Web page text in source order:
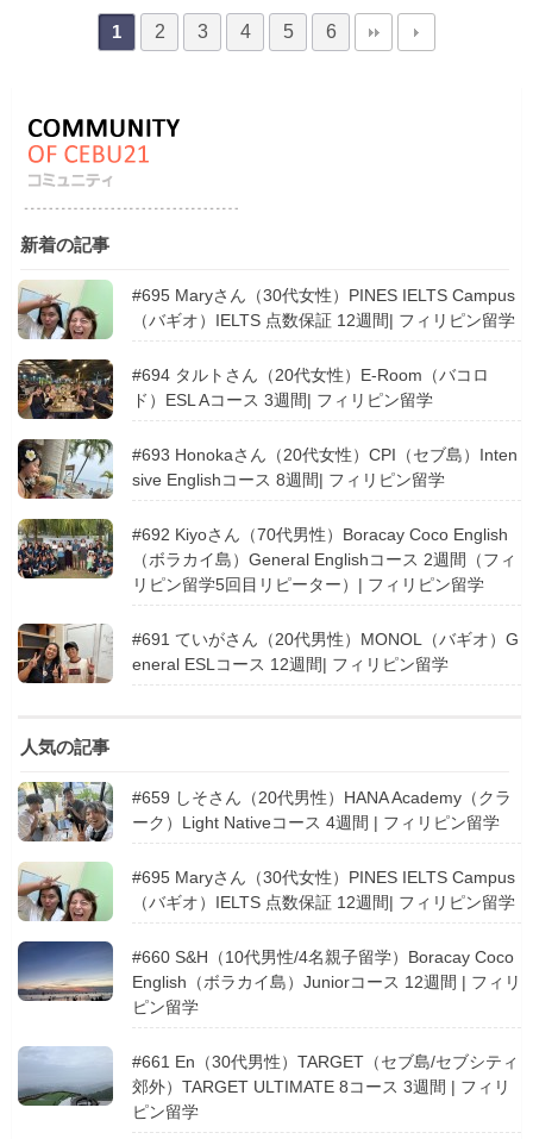
1 2 3 4 5 6
新着の記事
#695 Maryさん（30代女性）PINES IELTS Campus
（バギオ）IELTS 点数保証 12週間| フィリピン留学
#694 タルトさん（20代女性）E-Room（バコロ
ド）ESL Aコース 3週間| フィリピン留学
#693 Honokaさん（20代女性）CPI（セブ島）Inten
sive Englishコース 8週間| フィリピン留学
#692 Kiyoさん（70代男性）Boracay Coco English
（ボラカイ島）General Englishコース 2週間（フィ
リピン留学5回目リピーター）| フィリピン留学
#691 ていがさん（20代男性）MONOL（バギオ）G
eneral ESLコース 12週間| フィリピン留学
人気の記事
#659 しそさん（20代男性）HANA Academy（クラ
ーク）Light Nativeコース 4週間 | フィリピン留学
#695 Maryさん（30代女性）PINES IELTS Campus
（バギオ）IELTS 点数保証 12週間| フィリピン留学
#660 S&H（10代男性/4名親子留学）Boracay Coco
English（ボラカイ島）Juniorコース 12週間 | フィリ
ピン留学
#661 En（30代男性）TARGET（セブ島/セブシティ
郊外）TARGET ULTIMATE 8コース 3週間 | フィリ
ピン留学